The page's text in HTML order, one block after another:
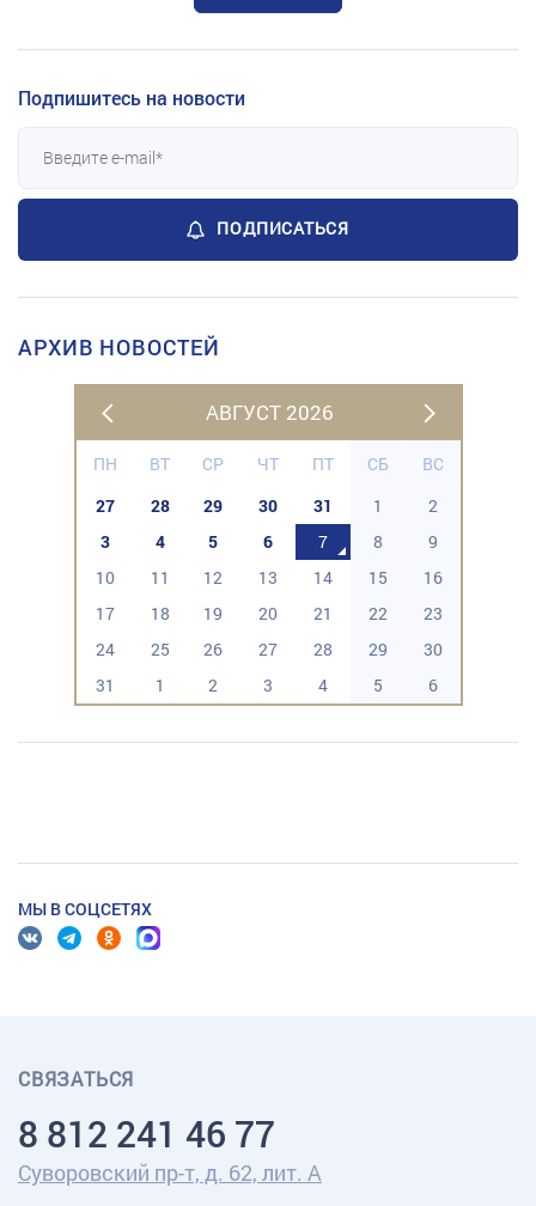
Подпишитесь на новости
ПОДПИСАТЬСЯ
АРХИВ НОВОСТЕЙ
АВГУСТ 2026
ПН ВТ СР ЧТ ПТ СБ
ВС
27
28 29 30 31 1
2
3
4 5 6 7 8
9
10
11 12 13 14 15
16
17
18 19 20 21 22
23
24
25 26 27 28 29
30
31
1 2 3 4 5 6
МЫ В СОЦСЕТЯХ
СВЯЗАТЬСЯ
8 812 241 46 77
Суворовский пр-т, д. 62, лит. А